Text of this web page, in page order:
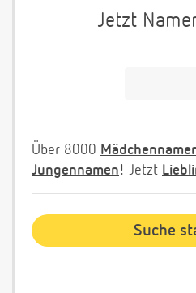
Jetzt
Über 8000
Jungennamen! Jetzt